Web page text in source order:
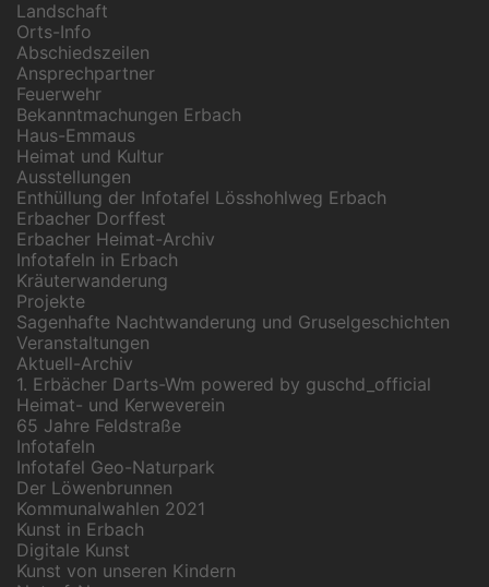
Landschaft
Orts-Info
Abschiedszeilen
Ansprechpartner
Feuerwehr
Bekanntmachungen Erbach
Haus-Emmaus
Heimat und Kultur
Ausstellungen
Enthüllung der Infotafel Lösshohlweg Erbach
Erbacher Dorffest
Erbacher Heimat-Archiv
Infotafeln in Erbach
Kräuterwanderung
Projekte
Sagenhafte Nachtwanderung und Gruselgeschichten
Veranstaltungen
Aktuell-Archiv
1. Erbächer Darts-Wm powered by guschd_official
Heimat- und Kerweverein
65 Jahre Feldstraße
Infotafeln
Infotafel Geo-Naturpark
Der Löwenbrunnen
Kommunalwahlen 2021
Kunst in Erbach
Digitale Kunst
Kunst von unseren Kindern